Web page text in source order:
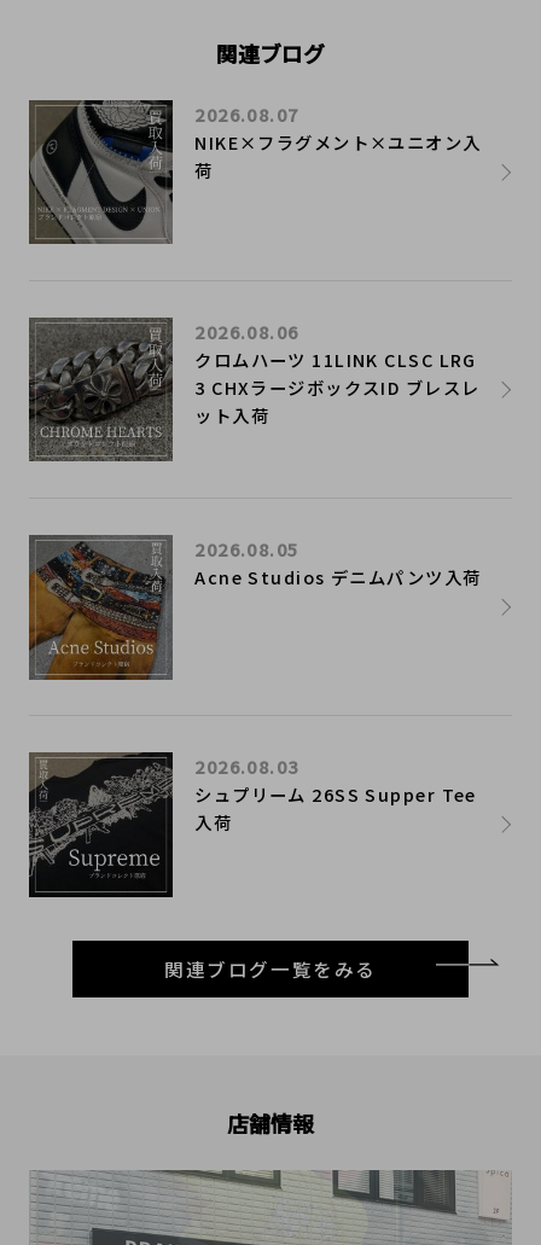
関連ブログ
NIKE×フラグメント×ユニオン入
荷
2026.08.07
クロムハーツ 11LINK CLSC LRG
3 CHXラージボックスID ブレスレ
ット入荷
2026.08.06
Acne Studios デニムパンツ入荷
2026.08.05
シュプリーム 26SS Supper Tee
入荷
2026.08.03
関連ブログ一覧をみる
店舗情報